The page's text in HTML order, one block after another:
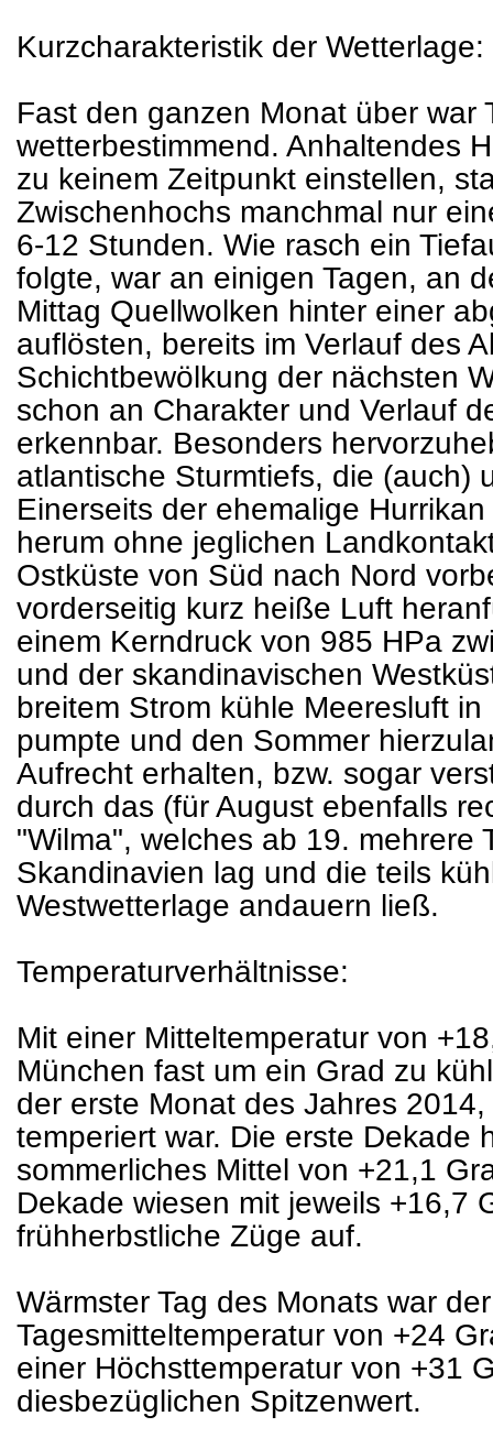
Kurzcharakteristik der Wetterlage:
Fast den ganzen Monat über war
wetterbestimmend. Anhaltendes
zu keinem Zeitpunkt einstellen,
Zwischenhochs manchmal nur
6-12 Stunden. Wie rasch ein
folgte, war an einigen Tagen, an
Mittag Quellwolken hinter einer
auflösten, bereits im Verlauf des
Schichtbewölkung der nächsten
schon an Charakter und Verlauf
erkennbar. Besonders
atlantische Sturmtiefs, die (auch)
Einerseits der ehemalige
herum ohne jeglichen
Ostküste von Süd nach Nord
vorderseitig kurz heiße Luft
einem Kerndruck von 985 HPa
und der skandinavischen
breitem Strom kühle Meeresluft
pumpte und den Sommer
Aufrecht erhalten, bzw. sogar
durch das (für August ebenfalls
"Wilma", welches ab 19. mehrere
Skandinavien lag und die teils
Westwetterlage andauern ließ.
Temperaturverhältnisse:
Mit einer Mitteltemperatur von
München fast um ein Grad zu
der erste Monat des Jahres
temperiert war. Die erste Dekade
sommerliches Mittel von +21,1
Dekade wiesen mit jeweils +16,7
frühherbstliche Züge auf.
Wärmster Tag des Monats war
Tagesmitteltemperatur von +24
einer Höchsttemperatur von +31
diesbezüglichen Spitzenwert.